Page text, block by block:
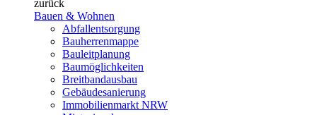
zurück
Bauen & Wohnen
Abfallentsorgung
Bauherrenmappe
Bauleitplanung
Baumöglichkeiten
Breitbandausbau
Gebäudesanierung
Immobilienmarkt NRW